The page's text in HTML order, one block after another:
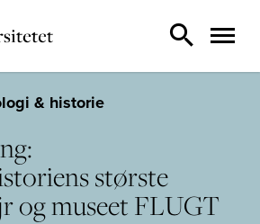
& historie
største
og museet FLUGT